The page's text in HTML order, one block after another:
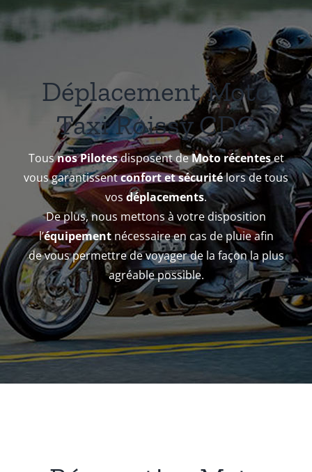
Déplacement Moto
Taxi Roissy CDG
Tousnos Pilotesdisposent deMoto récenteset
vous garantissentconfort et sécuritélors de tous
vos déplacements.
De plus, nous mettons à votre disposition
l’équipementnécessaire en cas de pluie afin
de vous permettre de voyager de la façon la plus
agréable possible.